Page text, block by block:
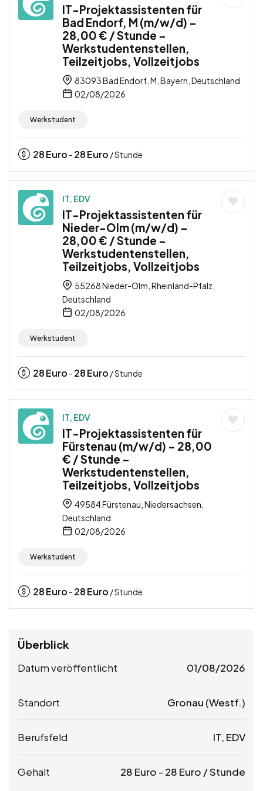
IT-Projektassistenten für
Bad Endorf, M (m/w/d) –
28,00 € / Stunde –
Werkstudentenstellen,
Teilzeitjobs, Vollzeitjobs
83093 Bad Endorf, M, Bayern, Deutschland
02/08/2026
Werkstudent
28Euro - 28Euro / Stunde
IT, EDV
IT-Projektassistenten für
Nieder-Olm (m/w/d) –
28,00 € / Stunde –
Werkstudentenstellen,
Teilzeitjobs, Vollzeitjobs
55268 Nieder-Olm, Rheinland-Pfalz,
Deutschland
02/08/2026
Werkstudent
28Euro - 28Euro / Stunde
IT, EDV
IT-Projektassistenten für
Fürstenau (m/w/d) – 28,00
€ / Stunde –
Werkstudentenstellen,
Teilzeitjobs, Vollzeitjobs
49584 Fürstenau, Niedersachsen,
Deutschland
02/08/2026
Werkstudent
28Euro - 28Euro / Stunde
Überblick
Datum veröffentlicht 01/08/2026
Standort Gronau (Westf.)
Berufsfeld IT, EDV
Gehalt 28 Euro - 28 Euro / Stunde